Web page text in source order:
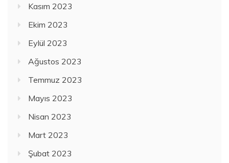
Kasım 2023
Ekim 2023
Eylül 2023
Ağustos 2023
Temmuz 2023
Mayıs 2023
Nisan 2023
Mart 2023
Şubat 2023